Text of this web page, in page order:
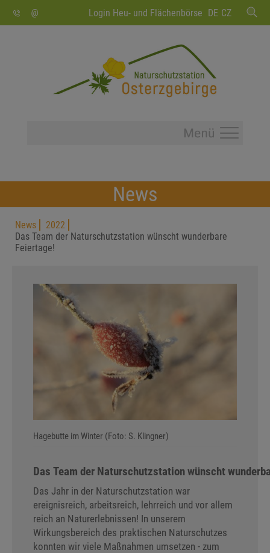
Login Heu- und Flächenbörse DE CZ
News
News
2022
Das Team der Naturschutzstation wünscht wunderbare
Feiertage!
Hagebutte im Winter (Foto: S. Klingner)
Das Team der Naturschutzstation wünscht
Das Jahr in der Naturschutzstation war
ereignisreich, arbeitsreich, lehrreich und vor allem
reich an Naturerlebnissen! In unserem
Wirkungsbereich des praktischen Naturschutzes
konnten wir viele Maßnahmen umsetzen - zum